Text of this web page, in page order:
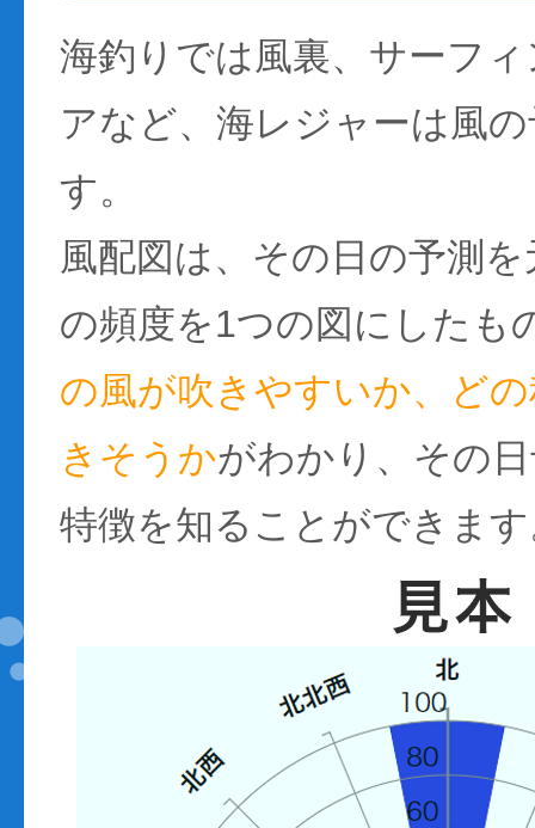
海釣りでは風裏、サーフ
アなど、海レジャーは風
す。
風配図は、その日の予測
の頻度を1つの図にしたも
の風が吹きやすいか、ど
きそうかがわかり、その
特徴を知ることができま